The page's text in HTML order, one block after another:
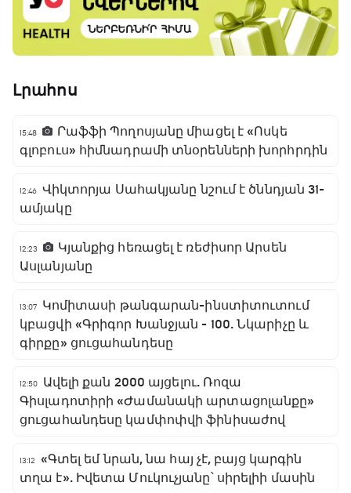
Լրահոս
15:48
Րաֆֆի Պողոսյանը միացել է «Ոսկե
գլոբուս» հիմնադրամի տնօրենների խորհրդին
12:46 Վիկտորյա Սահակյանը նշում է ծննդյան 31-
ամյակը
12:23
Կյանքից հեռացել է ռեժիսոր Արսեն
Ասլանյանը
13:07
Կոմիտասի թանգարան-ինստիտուտում
կբացվի «Գրիգոր Խանջյան - 100. Նկարիչը և
գիրքը» ցուցահանդեսը
12:50
Ավելի քան 2000 այցելու. Ռոզա
Գիսլադոտիրի «Ժամանակի արտացոլանքը»
ցուցահանդեսը կամփոփվի ֆինիսաժով
13:12
«Գտել եմ նրան, նա հայ չէ, բայց կարգին
տղա է». Իվետա Մուկուչյանը՝ սիրելիի մասին